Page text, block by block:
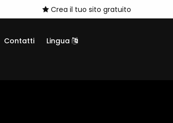
Crea il tuo sito gratuito
Contatti Lingua